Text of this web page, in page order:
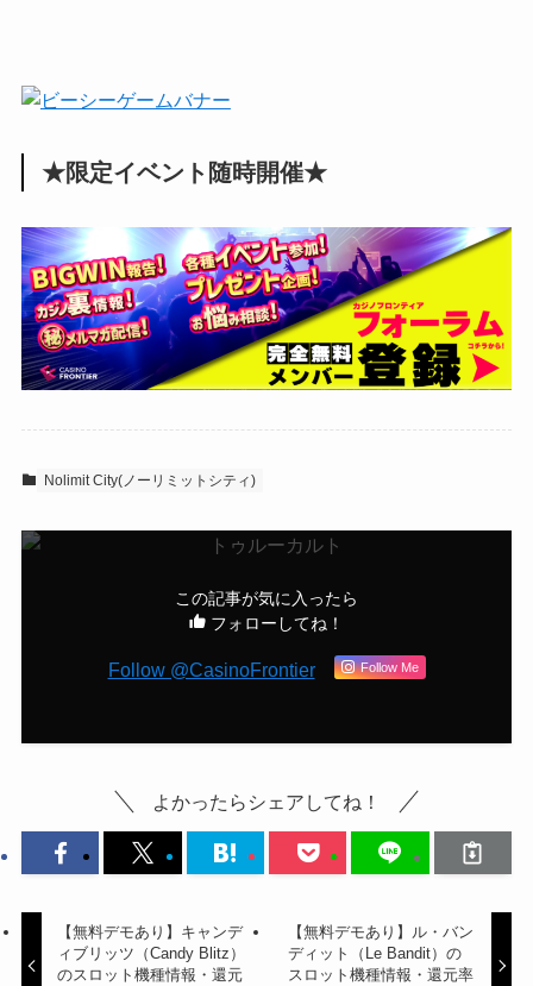
★限定イベント随時開催★
Nolimit City(ノーリミットシティ)
この記事が気に入ったら
フォローしてね！
Follow @CasinoFrontier Follow Me
よかったらシェアしてね！
【無料デモあり】キャンデ
ィブリッツ（Candy Blitz）
のスロット機種情報・還元
【無料デモあり】ル・バン
ディット（Le Bandit）の
スロット機種情報・還元率